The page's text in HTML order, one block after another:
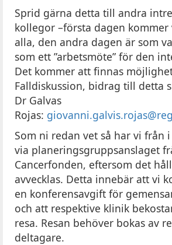
Sprid gärna detta till andra
kollegor –första dagen kommer
alla, den andra dagen är som
som ett ”arbetsmöte” för den
Det kommer att finnas
Falldiskussion, bidrag till detta
Dr Galvas
Rojas:
Som ni redan vet så har vi från
via planeringsgruppsanslaget
Cancerfonden, eftersom det
avvecklas. Detta innebär att vi
en konferensavgift för
och att respektive klinik
resa. Resan behöver bokas av
deltagare.